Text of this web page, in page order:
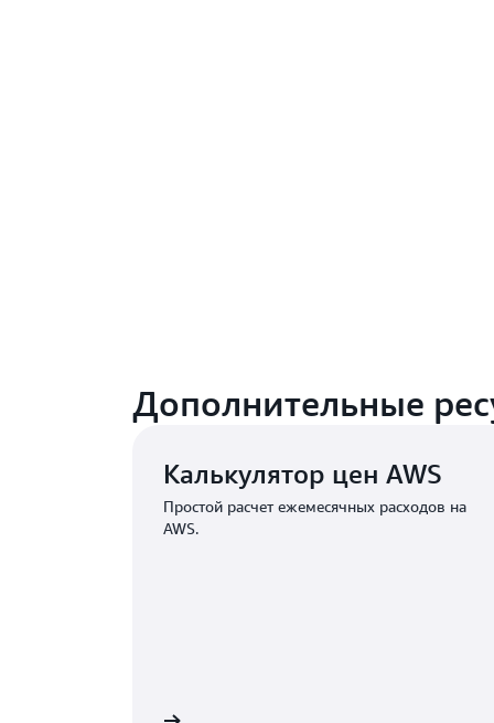
Дополнительные
Калькулятор цен AWS
Простой расчет ежемесячных расходов на
AWS.